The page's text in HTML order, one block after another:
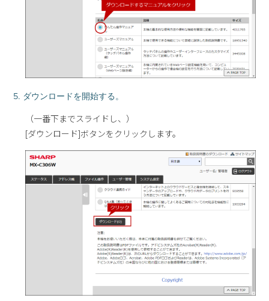
5. ダウンロードを開始する。
（一番下までスライドし、）
[ダウンロード]ボタンをクリックします。